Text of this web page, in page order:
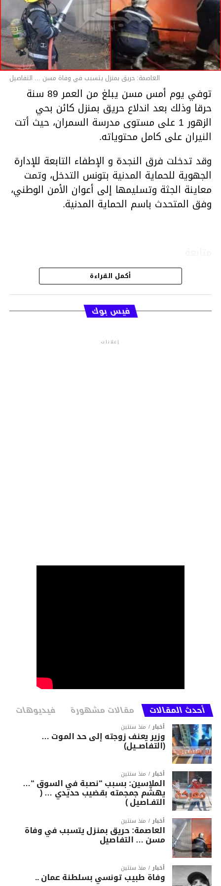
العاصمة: حريق بمنزل يتسبب في وفاة مسن ... التفاصيل
توفي يوم أمس مسن يبلغ من العمر 89 سنة
حرقا وذلك بعد اندلاع حريق بمنزل كائن بحي
الزهور 1 على مستوى مدرسة السمران، حيث أتت
النيران على كامل محتوياته.
وقد تدخلت فرق النجدة و الإطفاء التابعة للإدارة
الجهوية للحماية المدنية بتونس التدخل، وتمت
معاينة الجثة وتسليمها إلى أعوان الأمن الوطني،
وفق المتحدث باسم الحماية المدنية.
قسم الاخبار
أكمل القراءة
فيس بوك
إعلانات
أحدث المقالات مقالات مشهورة فيديوهات
أخبار منذ سنتين
وزير يعنف زوجته إلى حد الموت …
(التفاصــيل)
أخبار منذ سنتين
الملاسين: بسبب “نصبة في السوق “…
يهشّم جمجمته بقضيب حديدي … (
التفـاصيل )
أخبار منذ سنتين
العاصمة: حريق بمنزل يتسبب في وفاة
مسن … التفاصيل
أخبار منذ سنتين
وفاة طبيب تونسي بسلطنة عمان ..